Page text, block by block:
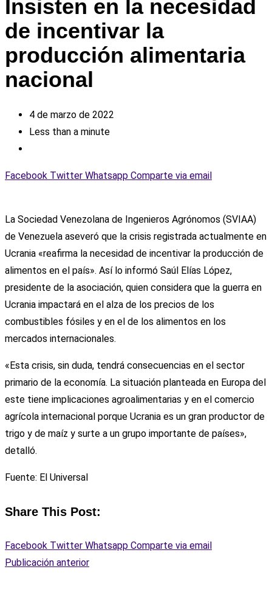
Insisten en la necesidad
de incentivar la
producción alimentaria
nacional
4 de marzo de 2022
Less than a minute
Facebook Twitter Whatsapp Comparte via email
La Sociedad Venezolana de Ingenieros Agrónomos (SVIAA)
de Venezuela aseveró que la crisis registrada actualmente en
Ucrania «reafirma la necesidad de incentivar la producción de
alimentos en el país». Así lo informó Saúl Elías López,
presidente de la asociación, quien considera que la guerra en
Ucrania impactará en el alza de los precios de los
combustibles fósiles y en el de los alimentos en los
mercados internacionales.
«Esta crisis, sin duda, tendrá consecuencias en el sector
primario de la economía. La situación planteada en Europa del
este tiene implicaciones agroalimentarias y en el comercio
agrícola internacional porque Ucrania es un gran productor de
trigo y de maíz y surte a un grupo importante de países»,
detalló.
Fuente: El Universal
Share This Post:
Facebook Twitter Whatsapp Comparte via email
Publicación anterior